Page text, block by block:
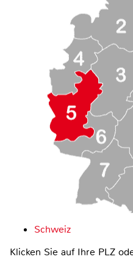
Schweiz
Klicken Sie auf Ihre PLZ